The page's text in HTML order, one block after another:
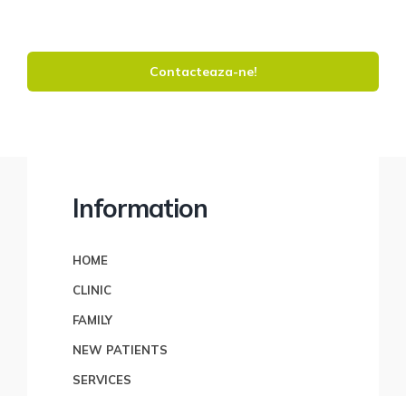
Contacteaza-ne!
Information
HOME
CLINIC
FAMILY
NEW PATIENTS
SERVICES